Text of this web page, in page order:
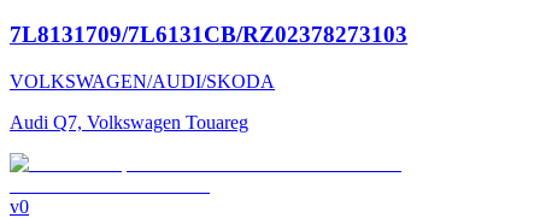
7L8131709/7L6131CB/RZ02378273103
VOLKSWAGEN/AUDI/SKODA
Audi Q7, Volkswagen Touareg
v0